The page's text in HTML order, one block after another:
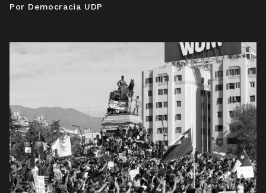
Por Democracia UDP